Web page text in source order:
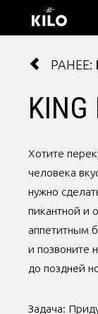
РАНЕЕ:
Хотите
человека
нужно
пикантной и
аппетитным
и позвоните
до поздней
Задача: